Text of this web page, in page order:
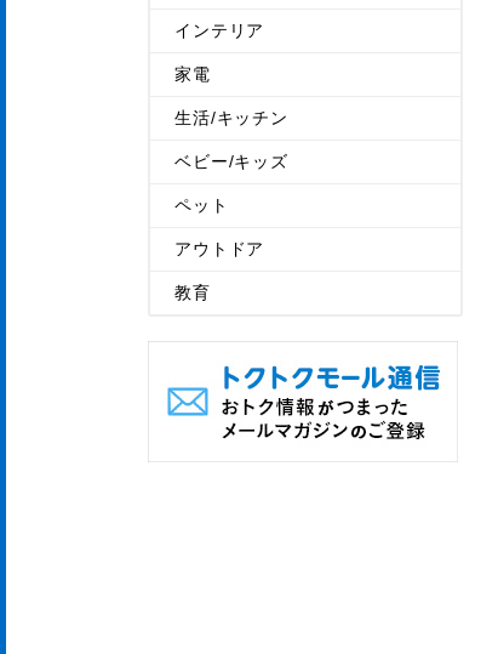
インテリア
家電
生活/キッチン
ベビー/キッズ
ペット
アウトドア
教育